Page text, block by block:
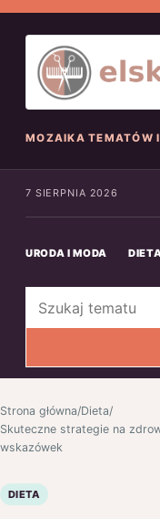
MOZAIKA TEMATÓW
7 SIERPNIA 2026
URODA I MODA
Szukaj
Strona główna/Dieta/
Skuteczne strategie na
wskazówek
DIETA